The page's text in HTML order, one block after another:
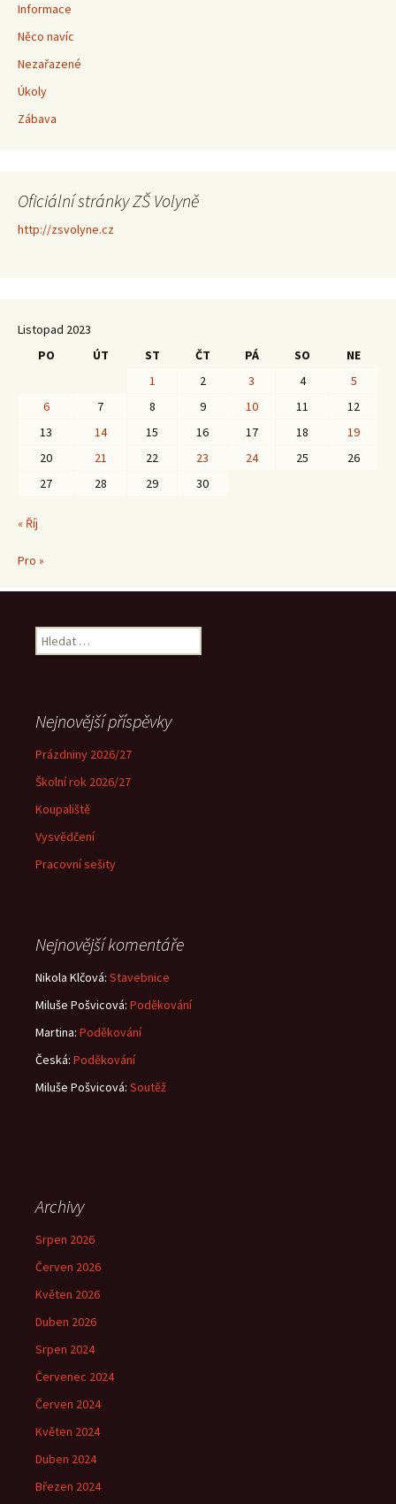
Informace
Něco navíc
Nezařazené
Úkoly
Zábava
Oficiální stránky ZŠ Volyně
http://zsvolyne.cz
Listopad 2023
PO
ÚT ST ČT PÁ SO
NE
1
2 3 4
5
6
7 8 9 10 11
12
13
14 15 16 17 18
19
20
21 22 23 24 25
26
27
28 29 30
« Říj
Pro »
Vyhledávání
Nejnovější příspěvky
Prázdniny 2026/27
Školní rok 2026/27
Koupaliště
Vysvědčení
Pracovní sešity
Nejnovější komentáře
Nikola Klčová: Stavebnice
Miluše Pošvicová: Poděkování
Martina: Poděkování
Česká: Poděkování
Miluše Pošvicová: Soutěž
Archivy
Srpen 2026
Červen 2026
Květen 2026
Duben 2026
Srpen 2024
Červenec 2024
Červen 2024
Květen 2024
Duben 2024
Březen 2024